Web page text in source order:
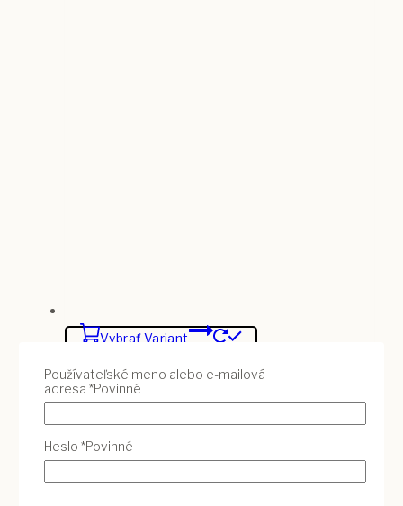
Vybrať Variant
Veľká sviečka v konzerve pre mamu,
25€
Používateľské meno alebo e-mailová
adresa *Povinné
Heslo *Povinné